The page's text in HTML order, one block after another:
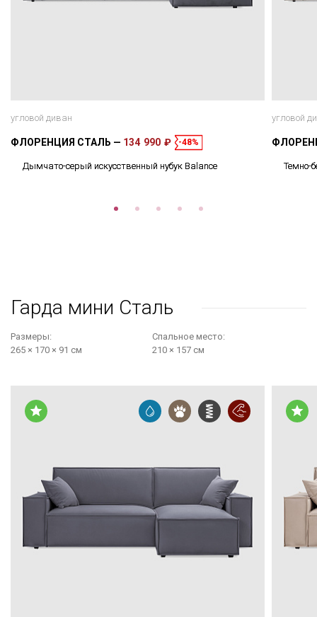
угловой диван
ФЛОРЕНЦИЯ СТАЛЬ 134 990 ₽ -48%
Дымчато-серый искусственный нубук Balance
угловой
Темно-
Гарда мини Сталь
Размеры:
265 × 170 × 91 см
Cпальное место:
210 × 157 см